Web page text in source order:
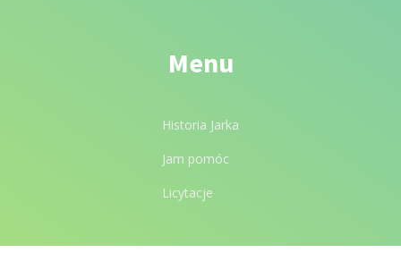
Menu
Historia Jarka
Jam pomóc
Licytacje